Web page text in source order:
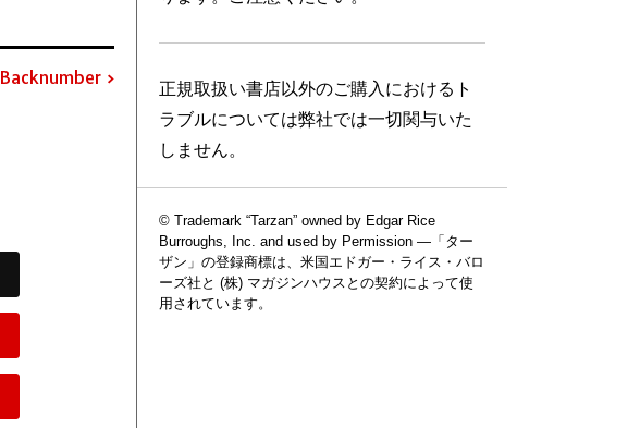
Backnumber
正規取扱い書店以外のご購入におけるト
ラブルについては弊社では一切関与いた
しません。
© Trademark “Tarzan” owned by Edgar Rice
Burroughs, Inc. and used by Permission —「ター
ザン」の登録商標は、米国エドガー・ライス・バロ
ーズ社と (株) マガジンハウスとの契約によって使
用されています。